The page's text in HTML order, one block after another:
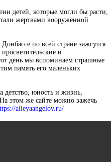
детей, которые могли бы расти,
жертвами вооружённой
по всей стране зажгутся
и
день мы вспоминаем страшные
память его маленьких
детство, юность и жизнь,
этом же сайте можно зажечь
alleyaangelov.ru/